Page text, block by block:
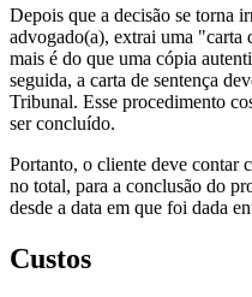
Depois que a decisão se torna
advogado(a), extrai uma "carta
mais é do que uma cópia
seguida, a carta de sentença
Tribunal. Esse procedimento
ser concluído.
Portanto, o cliente deve contar
no total, para a conclusão do
desde a data em que foi dada
Custos